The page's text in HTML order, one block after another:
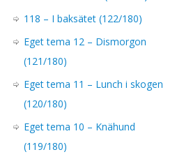
118 – I baksätet (122/180)
Eget tema 12 – Dismorgon
(121/180)
Eget tema 11 – Lunch i skogen
(120/180)
Eget tema 10 – Knähund
(119/180)